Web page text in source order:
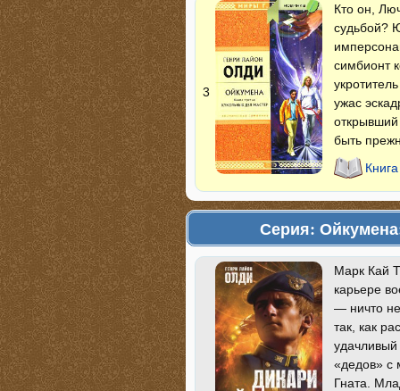
3
Кто он,
судьбой?
симбионт
ужас
быть
Серия:
Марк Кай
карьере
— ничто
так, как
удачливый
«дедов» с
Гната.